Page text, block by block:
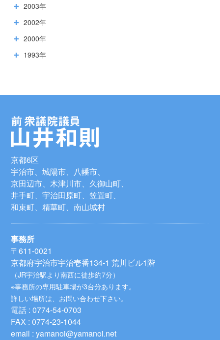
2003年
2002年
2000年
1993年
京都6区
宇治市、城陽市、八幡市、
京田辺市、木津川市、久御山町、
井手町、宇治田原町、笠置町、
和束町、精華町、南山城村
事務所
〒611-0021
京都府宇治市宇治壱番134-1 荒川ビル1階
（JR宇治駅より南西に徒歩約7分）
※事務所の専用駐車場が3台分あります。
詳しい場所は、お問い合わせ下さい。
電話 : 0774-54-0703
FAX : 0774-23-1044
email : yamanoi@yamanoi.net